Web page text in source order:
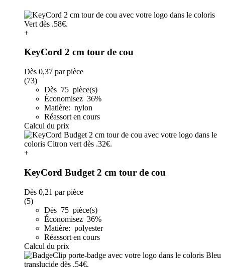
+
KeyCord 2 cm tour de cou
Dès 0,37 par pièce
(73)
Dès 75 pièce(s)
Économisez 36%
Matière: nylon
Réassort en cours
Calcul du prix
+
KeyCord Budget 2 cm tour de cou
Dès 0,21 par pièce
(5)
Dès 75 pièce(s)
Économisez 36%
Matière: polyester
Réassort en cours
Calcul du prix